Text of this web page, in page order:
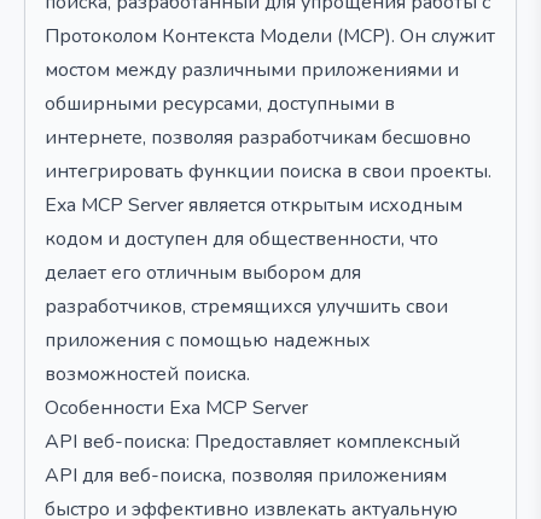
Протоколом Контекста Модели (MCP). Он служит
мостом между различными приложениями и
обширными ресурсами, доступными в
интернете, позволяя разработчикам бесшовно
интегрировать функции поиска в свои проекты.
Exa MCP Server является открытым исходным
кодом и доступен для общественности, что
делает его отличным выбором для
разработчиков, стремящихся улучшить свои
приложения с помощью надежных
возможностей поиска.
Особенности Exa MCP Server
API веб-поиска: Предоставляет комплексный
API для веб-поиска, позволяя приложениям
быстро и эффективно извлекать актуальную